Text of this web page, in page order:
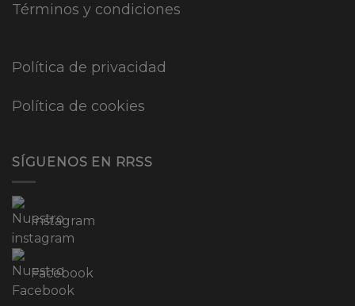
Términos y condiciones
Política de privacidad
Política de cookies
SÍGUENOS EN RRSS
Instagram
Facebook